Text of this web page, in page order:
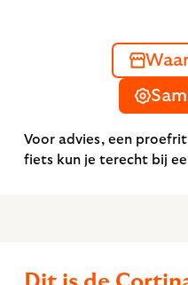
Voor advies, een
fiets kun je terecht bij